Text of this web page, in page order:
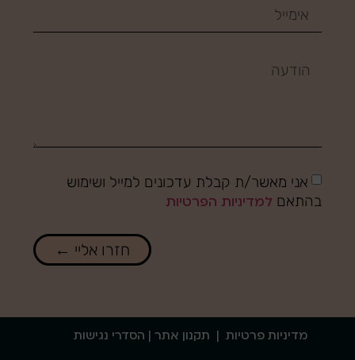
אני מאשר/ת קבלת עדכונים למייל ושימוש
בהתאם למדיניות הפרטיות
חזרו אליי ←
מדיניות פרטיות | תקנון אתר | הסדרי נגישות